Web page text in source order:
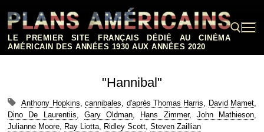
contenu
LE PREMIER SITE FRANÇAIS DÉDIÉ AU CINÉMA
AMÉRICAIN DES ANNÉES 1930 AUX ANNÉES 2020
"Hannibal"
Anthony Hopkins,cannibales, d'après Thomas Harris, David Mamet,
Dino De Laurentiis, Gary Oldman, Hans Zimmer, John Mathieson,
Julianne Moore, Ray Liotta, Ridley Scott, Steven Zaillian